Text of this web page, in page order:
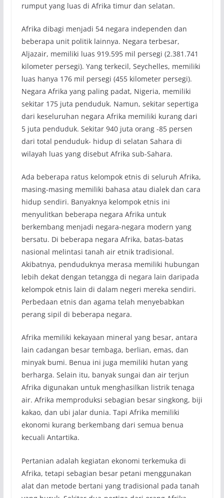
rumput yang luas di Afrika timur dan selatan.
Afrika dibagi menjadi 54 negara independen dan
beberapa unit politik lainnya. Negara terbesar,
Aljazair, memiliki luas 919.595 mil persegi (2.381.741
kilometer persegi). Yang terkecil, Seychelles, memiliki
luas hanya 176 mil persegi (455 kilometer persegi).
Negara Afrika yang paling padat, Nigeria, memiliki
sekitar 175 juta penduduk. Namun, sekitar sepertiga
dari keseluruhan negara Afrika memiliki kurang dari
5 juta penduduk. Sekitar 940 juta orang -85 persen
dari total penduduk- hidup di selatan Sahara di
wilayah luas yang disebut Afrika sub-Sahara.
Ada beberapa ratus kelompok etnis di seluruh Afrika,
masing-masing memiliki bahasa atau dialek dan cara
hidup sendiri. Banyaknya kelompok etnis ini
menyulitkan beberapa negara Afrika untuk
berkembang menjadi negara-negara modern yang
bersatu. Di beberapa negara Afrika, batas-batas
nasional melintasi tanah air etnik tradisional.
Akibatnya, penduduknya merasa memiliki hubungan
lebih dekat dengan tetangga di negara lain daripada
kelompok etnis lain di dalam negeri mereka sendiri.
Perbedaan etnis dan agama telah menyebabkan
perang sipil di beberapa negara.
Afrika memiliki kekayaan mineral yang besar, antara
lain cadangan besar tembaga, berlian, emas, dan
minyak bumi. Benua ini juga memiliki hutan yang
berharga. Selain itu, banyak sungai dan air terjun
Afrika digunakan untuk menghasilkan listrik tenaga
air. Afrika memproduksi sebagian besar singkong, biji
kakao, dan ubi jalar dunia. Tapi Afrika memiliki
ekonomi kurang berkembang dari semua benua
kecuali Antartika.
Pertanian adalah kegiatan ekonomi terkemuka di
Afrika, tetapi sebagian besar petani menggunakan
alat dan metode bertani yang tradisional pada tanah